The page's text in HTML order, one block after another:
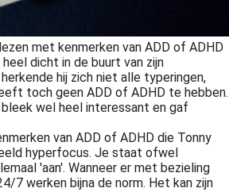
met kenmerken van ADD of ADHD
dicht in de buurt van zijn
hij zich niet alle typeringen,
toch geen ADD of ADHD te hebben.
wel heel interessant en gaf
van ADD of ADHD die Tonny
hyperfocus. Je staat ofwel
'aan'. Wanneer er met bezieling
7 werken bijna de norm. Het kan zijn